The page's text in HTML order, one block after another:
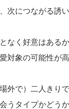
次につながる誘
なく好意はある
対象の可能性が
外で）二人きり
うタイプかどう